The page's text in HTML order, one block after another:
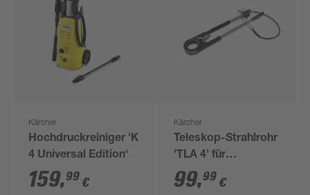
Kärcher
Hochdruckreiniger 'K
4 Universal Edition'
159,99 €
Kärcher
Teleskop-Strahlrohr
'TLA 4' für
Hochdruckreiniger
120-370 cm
99,99 €